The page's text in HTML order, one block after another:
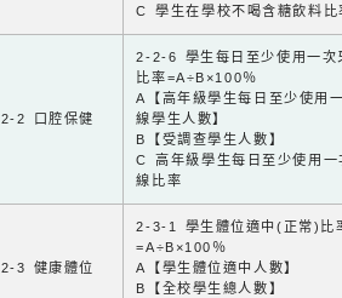
C 學生在學校不喝含糖飲料比
2-2 口腔保健
2-2-6 學生每日至少使用一次
比率=A÷B×100％
A【高年級學生每日至少使用
線學生人數】
B【受調查學生人數】
C 高年級學生每日至少使用一
線比率
2-3 健康體位
2-3-1 學生體位適中(正常)比
=A÷B×100％
A【學生體位適中人數】
B【全校學生總人數】